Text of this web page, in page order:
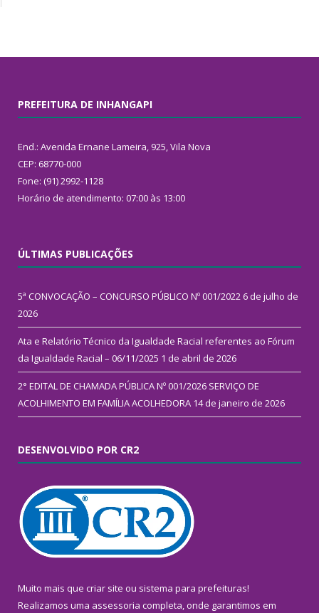
PREFEITURA DE INHANGAPI
End.: Avenida Ernane Lameira, 925, Vila Nova
CEP: 68770-000
Fone: (91) 2992-1128
Horário de atendimento: 07:00 às 13:00
ÚLTIMAS PUBLICAÇÕES
5ª CONVOCAÇÃO – CONCURSO PÚBLICO Nº 001/2022 6 de julho de
2026
Ata e Relatório Técnico da Igualdade Racial referentes ao Fórum
da Igualdade Racial – 06/11/2025 1 de abril de 2026
2° EDITAL DE CHAMADA PÚBLICA Nº 001/2026 SERVIÇO DE
ACOLHIMENTO EM FAMÍLIA ACOLHEDORA 14 de janeiro de 2026
DESENVOLVIDO POR CR2
Muito mais que criar site ou sistema para prefeituras!
Realizamos uma assessoria completa, onde garantimos em